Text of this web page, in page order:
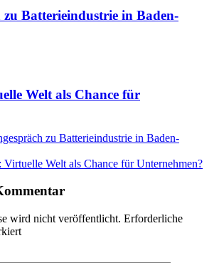
zu Batterieindustrie in Baden-
Welt als Chance für
zu Batterieindustrie in Baden-
Virtuelle Welt als Chance für Unternehmen?
wird nicht veröffentlicht. Erforderliche